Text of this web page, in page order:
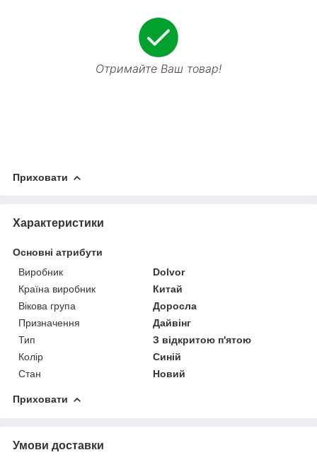
Отримайте Ваш товар!
Приховати
Характеристики
Основні атрибути
Виробник
Dolvor
Країна виробник
Китай
Вікова група
Доросла
Призначення
Дайвінг
Тип
З відкритою п'ятою
Колір
Синій
Стан
Новий
Приховати
Умови доставки